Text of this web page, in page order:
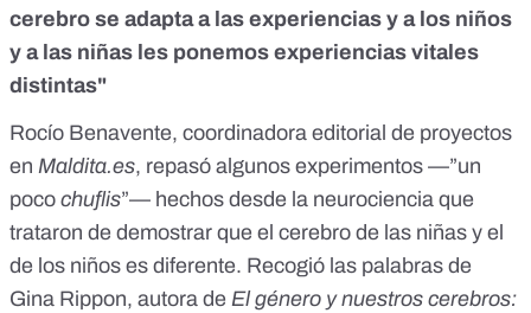
cerebro se adapta a las experiencias y a los niños
y a las niñas les ponemos experiencias vitales
distintas"
Rocío Benavente, coordinadora editorial de proyectos
en Maldita.es, repasó algunos experimentos —”un
poco chuflis”— hechos desde la neurociencia que
trataron de demostrar que el cerebro de las niñas y el
de los niños es diferente. Recogió las palabras de
Gina Rippon, autora de El género y nuestros cerebros: